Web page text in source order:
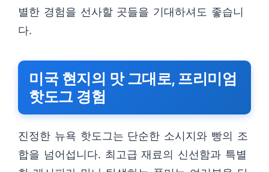
별한 경험을 선사할 곳들을 기대하셔도 좋습니
다.
미국 현지의 맛 그대로, 프리미엄
핫도그 경험
진정한 뉴욕 핫도그는 단순한 소시지와 빵의 조
합을 넘어섭니다. 최고급 재료의 신선함과 특별